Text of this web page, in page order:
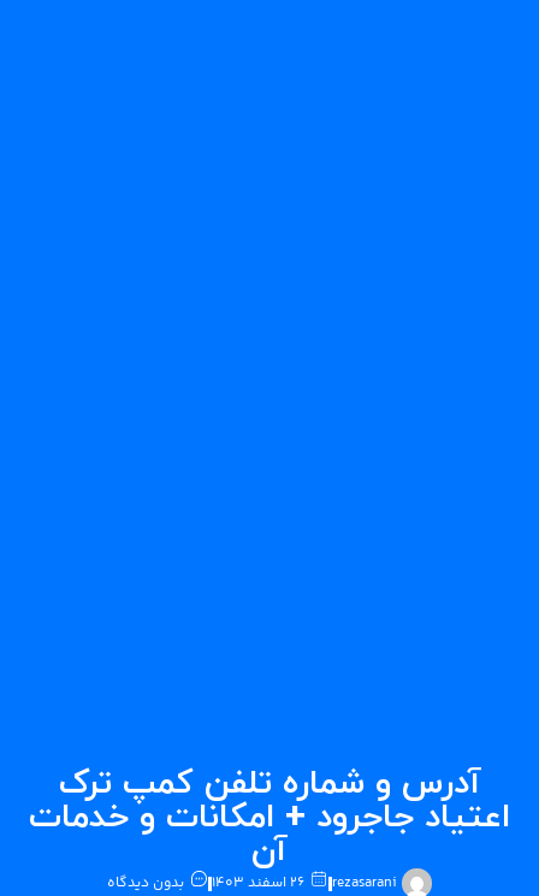
آدرس و شماره تلفن کمپ ترک
جاجرود + امکانات و خدمات
آن
rezasarani ۲۶ اسفند ۱۴۰۳ بدون دیدگاه